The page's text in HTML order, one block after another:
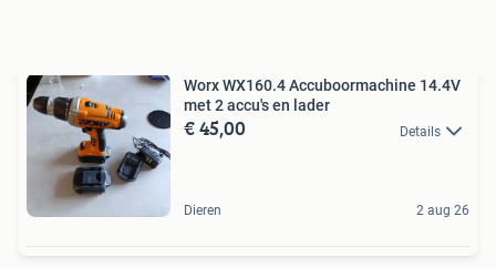
Worx WX160.4 Accuboormachine 14.4V
met 2 accu's en lader
€ 45,00 Details
Dieren 2 aug 26